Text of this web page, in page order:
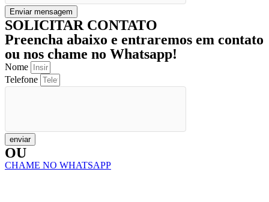
Enviar mensagem
SOLICITAR CONTATO
Preencha abaixo e entraremos em contato
ou nos chame no Whatsapp!
Nome
Telefone
enviar
OU
CHAME NO WHATSAPP